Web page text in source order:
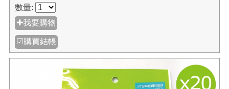
數量:
✚我要購物
☑購買結帳